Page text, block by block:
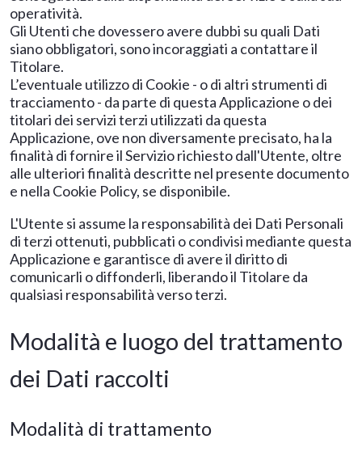
operatività.
Gli Utenti che dovessero avere dubbi su quali Dati
siano obbligatori, sono incoraggiati a contattare il
Titolare.
L’eventuale utilizzo di Cookie - o di altri strumenti di
tracciamento - da parte di questa Applicazione o dei
titolari dei servizi terzi utilizzati da questa
Applicazione, ove non diversamente precisato, ha la
finalità di fornire il Servizio richiesto dall'Utente, oltre
alle ulteriori finalità descritte nel presente documento
e nella Cookie Policy, se disponibile.
L'Utente si assume la responsabilità dei Dati Personali
di terzi ottenuti, pubblicati o condivisi mediante questa
Applicazione e garantisce di avere il diritto di
comunicarli o diffonderli, liberando il Titolare da
qualsiasi responsabilità verso terzi.
Modalità e luogo del trattamento
dei Dati raccolti
Modalità di trattamento